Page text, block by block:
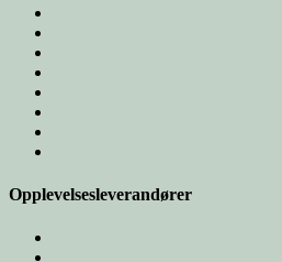
Opplevelsesleverandører